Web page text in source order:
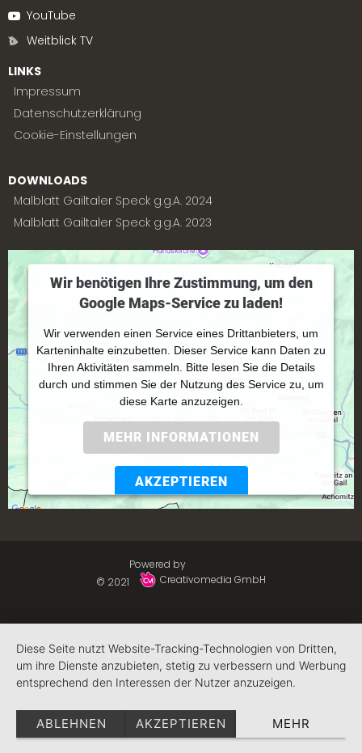
YouTube
Weitblick TV
LINKS
Impressum
Datenschutzerklärung
Cookie-Einstellungen
DOWNLOADS
Malblatt Gailtaler Speck g.g.A. 2024
Malblatt Gailtaler Speck g.g.A. 2023
Wir benötigen Ihre Zustimmung, um den
Google Maps-Service zu laden!
Wir verwenden einen Service eines Drittanbieters, um
Karteninhalte einzubetten. Dieser Service kann Daten zu
Ihren Aktivitäten sammeln. Bitte lesen Sie die Details
durch und stimmen Sie der Nutzung des Service zu, um
diese Karte anzuzeigen.
MEHR INFORMATIONEN
AKZEPTIEREN
© 2021
Powered by
Creativomedia GmbH
Diese Seite nutzt Website-Tracking-Technologien von Dritten,
um ihre Dienste anzubieten, stetig zu verbessern und Werbung
entsprechend den Interessen der Nutzer anzuzeigen.
ABLEHNEN AKZEPTIEREN MEHR